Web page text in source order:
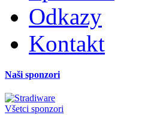
Odkazy
Kontakt
Naši sponzori
Všetci sponzori